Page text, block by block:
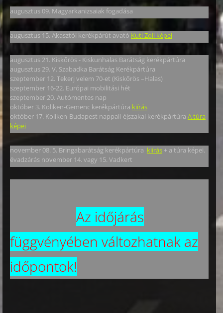
augusztus 09. Magyarkanizsaiak fogadása
augusztus 15. Akasztói kerékpárút avató Kuti Zoli képei
augusztus 21. Kiskőrös - Kiskunhalas Barátság kerékpártúra
augusztus 29. V. Szabadka Barátság Kerékpártúra
szeptember 12. Tekerj velem 70-et (Kiskőrös –Halas)
szeptember 16-22. Európai mobilitási hét
szeptember 20. Autómentes nap
október 3. Koliken-Gemenc kerékpártúra kiírás
október 17. Koliken-Budapest nappali-éjszakai kerékpártúra A túra
képei
november 08. 5. Bringabarátság kerékpártúra kiírás + a túra képei.
évadzárás november 14. vagy 15. Vadkert
Az időjárás
függvényében változhatnak az
időpontok!